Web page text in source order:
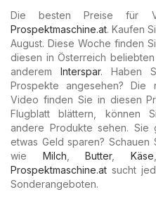
Die besten Preise für
Prospektmaschine.at. Kaufen
August. Diese Woche finden
diesen in Österreich
anderemInterspar. Haben
Prospekte angesehen? Die
Video finden Sie in diesen
Flugblatt blättern, können
andere Produkte sehen. Sie
etwas Geld sparen?
wie Milch ,Butter, Käse
Prospektmaschine.at sucht
Sonderangeboten.